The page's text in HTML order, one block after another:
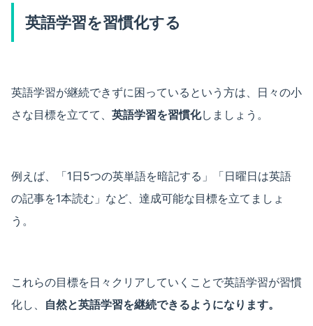
英語学習を習慣化する
英語学習が継続できずに困っているという方は、日々の小
さな目標を立てて、 英語学習を習慣化しましょう。
例えば、「1日5つの英単語を暗記する」「日曜日は英語
の記事を1本読む」など、達成可能な目標を立てましょ
う。
これらの目標を日々クリアしていくことで英語学習が習慣
化し、 自然と英語学習を継続できるようになります。